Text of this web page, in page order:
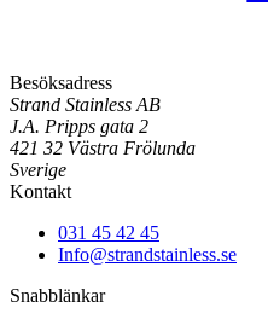
Besöksadress
Strand Stainless AB
J.A. Pripps gata 2
421 32 Västra Frölunda
Sverige
Kontakt
031 45 42 45
Info@strandstainless.se
Snabblänkar